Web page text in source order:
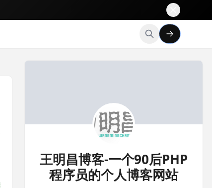
王明昌博客-一个90后PHP
程序员的个人博客网站